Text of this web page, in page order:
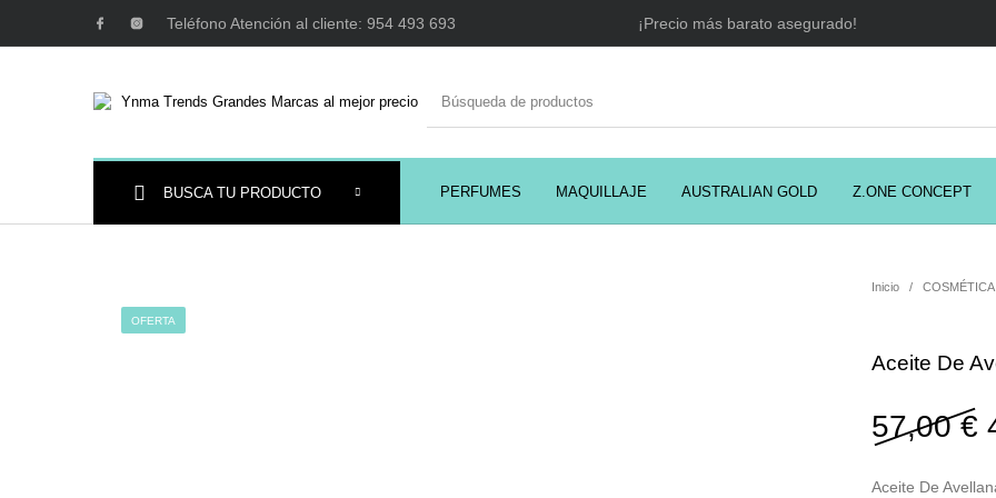
Teléfono Atención al cliente: 954 493 693 ¡Precio más barato asegurado!
PERFUMES MAQUILLAJE AUSTRALIAN GOLD Z.ONE CONCEPT
BUSCA TU PRODUCTO
Prosolaris
OFERTA
Inicio / COSMÉTICA
Aceite De
57,00€
Aceite De